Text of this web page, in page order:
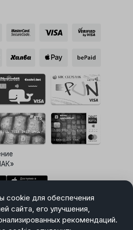
cookie для обеспечения
сайта, его улучшения,
рекомендаций.
Cookie